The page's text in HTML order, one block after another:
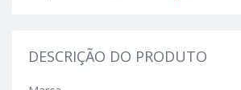
DESCRIÇÃO DO PRODUTO